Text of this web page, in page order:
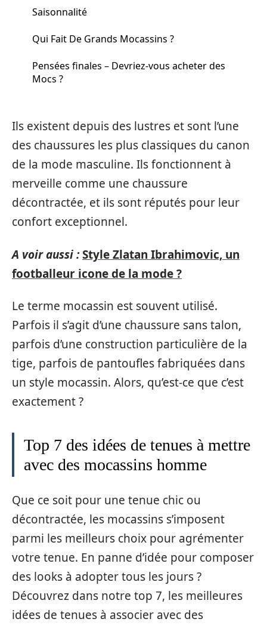
Saisonnalité
Qui Fait De Grands Mocassins ?
Pensées finales – Devriez-vous acheter des
Mocs ?
Ils existent depuis des lustres et sont l’une
des chaussures les plus classiques du canon
de la mode masculine. Ils fonctionnent à
merveille comme une chaussure
décontractée, et ils sont réputés pour leur
confort exceptionnel.
A voir aussi :Style Zlatan Ibrahimovic, un
footballeur icone de la mode ?
Le terme mocassin est souvent utilisé.
Parfois il s’agit d’une chaussure sans talon,
parfois d’une construction particulière de la
tige, parfois de pantoufles fabriquées dans
un style mocassin. Alors, qu’est-ce que c’est
exactement ?
Top 7 des idées de tenues à mettre
avec des mocassins homme
Que ce soit pour une tenue chic ou
décontractée, les mocassins s’imposent
parmi les meilleurs choix pour agrémenter
votre tenue. En panne d’idée pour composer
des looks à adopter tous les jours ?
Découvrez dans notre top 7, les meilleures
idées de tenues à associer avec des